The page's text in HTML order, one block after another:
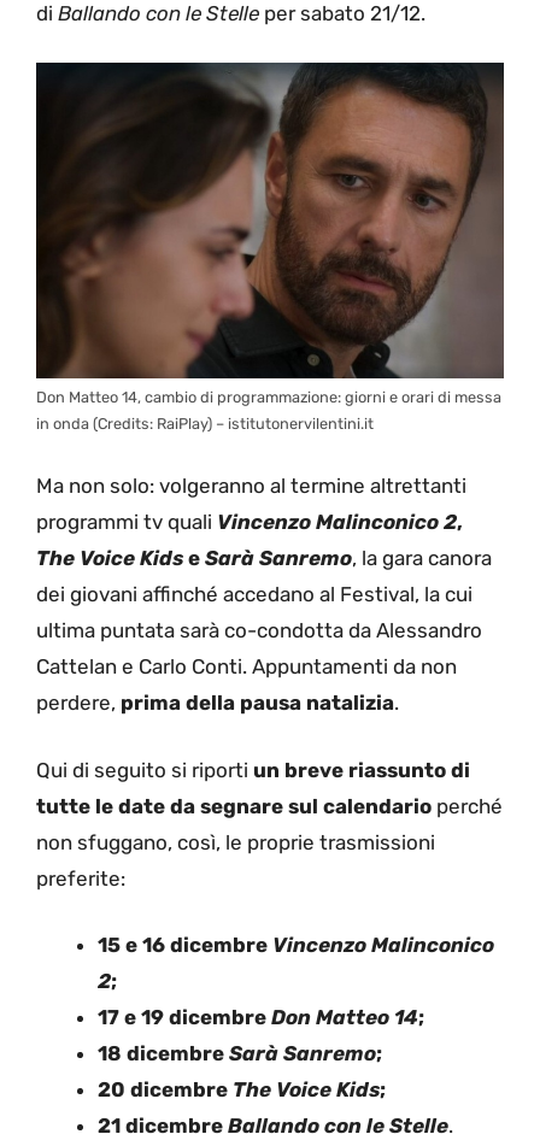
di Ballando con le Stelle per sabato 21/12.
Don Matteo 14, cambio di programmazione: giorni e orari di messa
in onda (Credits: RaiPlay) – istitutonervilentini.it
Ma non solo: volgeranno al termine altrettanti
programmi tv quali Vincenzo Malinconico 2,
The Voice Kids e Sarà Sanremo, la gara canora
dei giovani affinché accedano al Festival, la cui
ultima puntata sarà co-condotta da Alessandro
Cattelan e Carlo Conti. Appuntamenti da non
perdere, prima della pausa natalizia.
Qui di seguito si riporti un breve riassunto di
tutte le date da segnare sul calendario perché
non sfuggano, così, le proprie trasmissioni
preferite:
15 e 16 dicembre Vincenzo Malinconico
2;
17 e 19 dicembre Don Matteo 14;
18 dicembre Sarà Sanremo;
20 dicembre The Voice Kids;
21 dicembre Ballando con le Stelle.